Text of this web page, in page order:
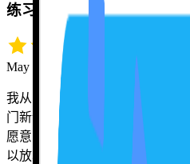
练习，练习，再练习！
May 18 · snrh5432
我从多伦多搬到了蒙特利尔，
门新语言说流利，没有人陪你
愿意陪我聊天，她纠正我的时
以放心地在她面前犯各种错误